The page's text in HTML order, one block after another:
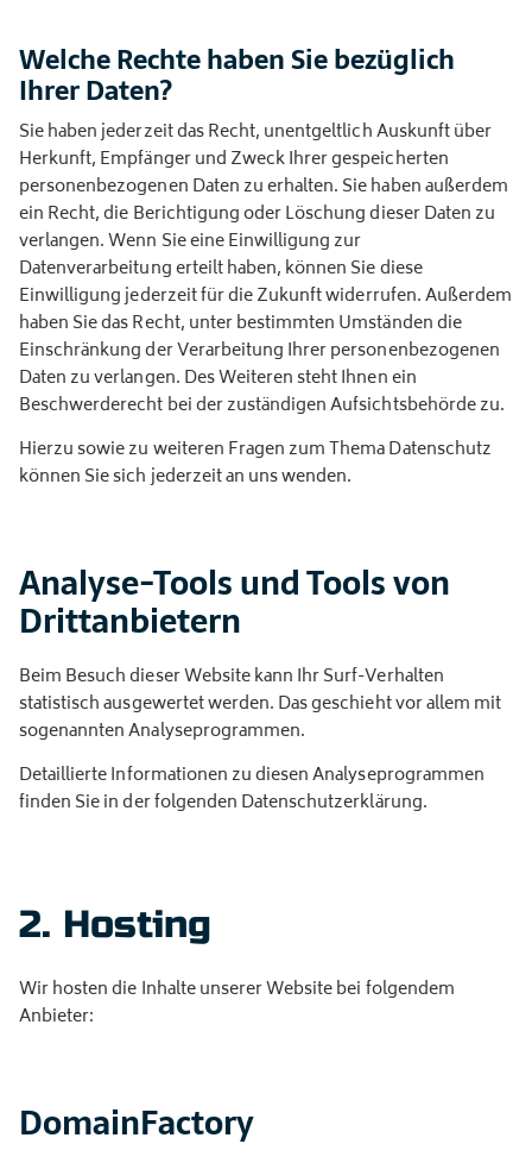
Welche Rechte haben Sie bezüglich
Ihrer Daten?
Sie haben jederzeit das Recht, unentgeltlich Auskunft über
Herkunft, Empfänger und Zweck Ihrer gespeicherten
personenbezogenen Daten zu erhalten. Sie haben außerdem
ein Recht, die Berichtigung oder Löschung dieser Daten zu
verlangen. Wenn Sie eine Einwilligung zur
Datenverarbeitung erteilt haben, können Sie diese
Einwilligung jederzeit für die Zukunft widerrufen. Außerdem
haben Sie das Recht, unter bestimmten Umständen die
Einschränkung der Verarbeitung Ihrer personenbezogenen
Daten zu verlangen. Des Weiteren steht Ihnen ein
Beschwerderecht bei der zuständigen Aufsichtsbehörde zu.
Hierzu sowie zu weiteren Fragen zum Thema Datenschutz
können Sie sich jederzeit an uns wenden.
Analyse-Tools und Tools von
Dritt­anbietern
Beim Besuch dieser Website kann Ihr Surf-Verhalten
statistisch ausgewertet werden. Das geschieht vor allem mit
sogenannten Analyseprogrammen.
Detaillierte Informationen zu diesen Analyseprogrammen
finden Sie in der folgenden Datenschutzerklärung.
2. Hosting
Wir hosten die Inhalte unserer Website bei folgendem
Anbieter:
DomainFactory